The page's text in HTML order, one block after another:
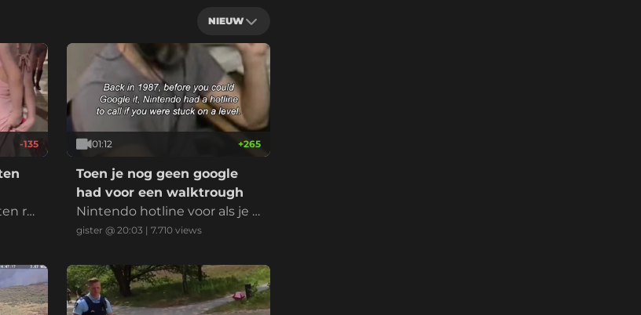
NIEUW
-135
rui
d
ben
01:12 +265
Toen je nog geen google
had voor een walktrough
Nintendo hotline voor als je k
wam vast te zitten in een lev
gister @ 20:03 |7.710 views